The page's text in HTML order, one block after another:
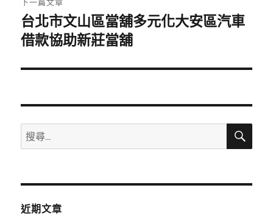
下
一
文
台北市文山區當舖多元化大安區汽車
借款協助新莊當舖
搜
尋
鍵
搜
近期文章